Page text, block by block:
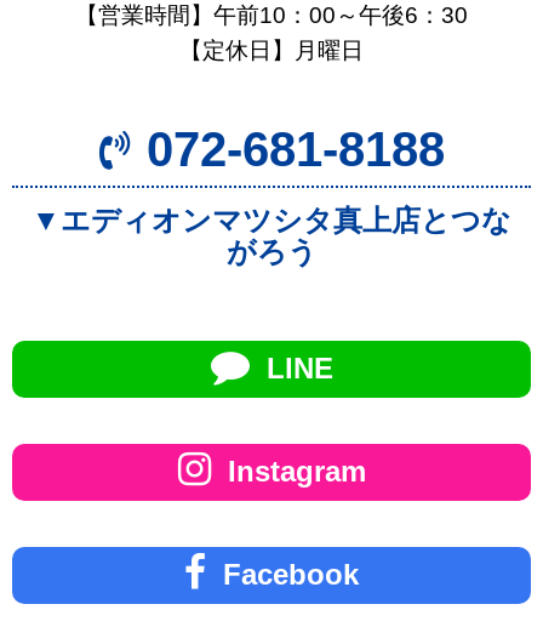
【営業時間】午前10：00～午後6：30
【定休日】月曜日
072-681-8188
▼エディオンマツシタ真上店とつな
がろう
LINE
Instagram
Facebook